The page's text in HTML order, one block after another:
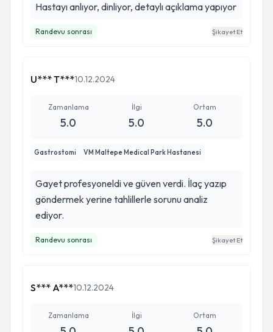
Hastayı anlıyor, dinliyor, detaylı açıklama yapıyor
Randevu sonrası Şikayet Et
U*** T***10.12.2024
Zamanlama
5.0
İlgi
5.0
Ortam
5.0
Gastrostomi VM Maltepe Medical Park Hastanesi
Gayet profesyoneldi ve güven verdi. İlaç yazıp
göndermek yerine tahlillerle sorunu analiz
ediyor.
Randevu sonrası Şikayet Et
S*** A***10.12.2024
Zamanlama İlgi Ortam